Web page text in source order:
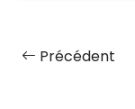
Précédent